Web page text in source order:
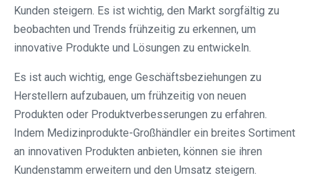
Kunden steigern. Es ist wichtig, den Markt sorgfältig zu
beobachten und Trends frühzeitig zu erkennen, um
innovative Produkte und Lösungen zu entwickeln.
Es ist auch wichtig, enge Geschäftsbeziehungen zu
Herstellern aufzubauen, um frühzeitig von neuen
Produkten oder Produktverbesserungen zu erfahren.
Indem Medizinprodukte-Großhändler ein breites Sortiment
an innovativen Produkten anbieten, können sie ihren
Kundenstamm erweitern und den Umsatz steigern.